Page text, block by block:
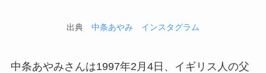
出典 中条あやみ インスタグラム
中条あやみさんは1997年2月4日、イギリス人の父